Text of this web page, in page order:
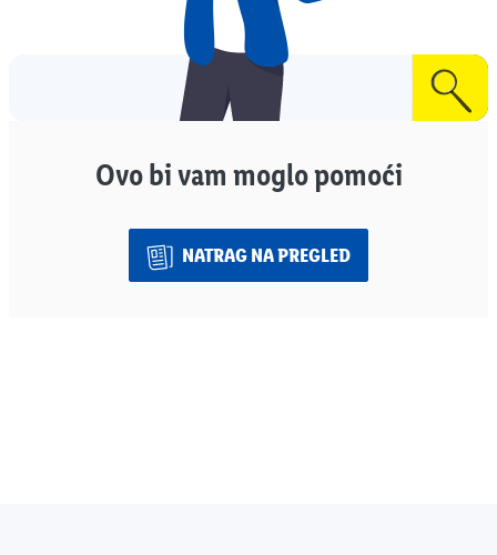
Ovo bi vam moglo pomoći
NATRAG NA PREGLED